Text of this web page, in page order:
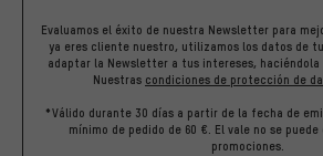
Evaluamos el éxito de nuestra Newsletter para
ya eres cliente nuestro, utilizamos los datos de
adaptar la Newsletter a tus intereses, haciéndola
Nuestras condiciones de protección de
*Válido durante 30 días a partir de la fecha de
mínimo de pedido de 60 €. El vale no se
promociones.